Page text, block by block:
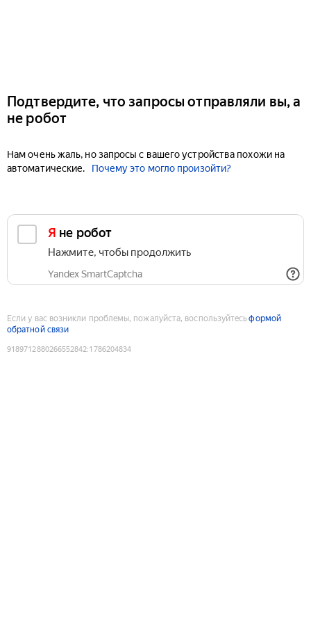
Подтвердите, что запросы отправляли вы, а
не робот
Нам очень жаль, но запросы с вашего устройства похожи на
автоматические.
Почему это могло произойти?
Я не робот
Нажмите, чтобы продолжить
Yandex SmartCaptcha
Если у вас возникли проблемы, пожалуйста, воспользуйтесьформой
обратной связи
9189712880266552842:1786204834